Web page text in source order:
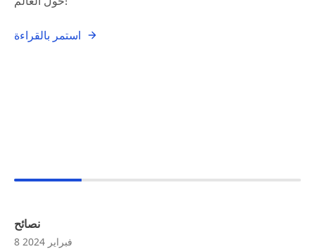
استمر بالقراءة
نصائح
8 فبراير 2024